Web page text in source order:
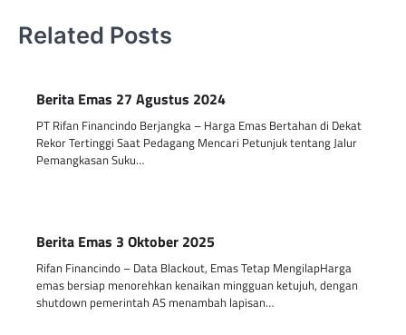
Related Posts
Berita Emas 27 Agustus 2024
PT Rifan Financindo Berjangka – Harga Emas Bertahan di Dekat
Rekor Tertinggi Saat Pedagang Mencari Petunjuk tentang Jalur
Pemangkasan Suku…
Berita Emas 3 Oktober 2025
Rifan Financindo – Data Blackout, Emas Tetap MengilapHarga
emas bersiap menorehkan kenaikan mingguan ketujuh, dengan
shutdown pemerintah AS menambah lapisan…